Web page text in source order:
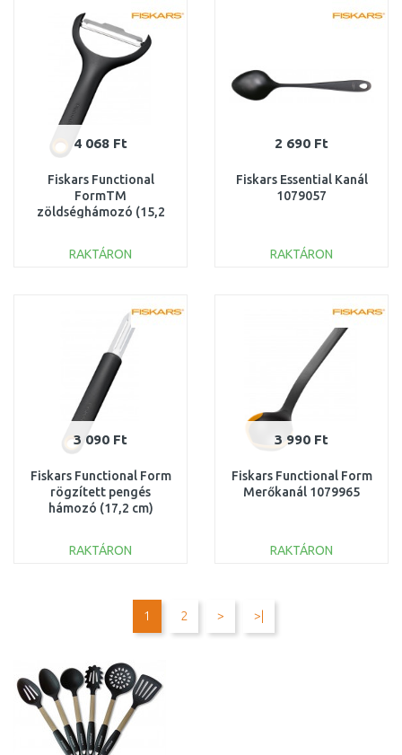
Összehasonlítás Összehasonlítás
4 068 Ft
Fiskars Functional
FormTM
zöldséghámozó (15,2
RAKTÁRON
Összehasonlítás
2 690 Ft
Fiskars Essential Kanál
1079057
RAKTÁRON
Összehasonlítás
3 090 Ft
Fiskars Functional Form
rögzített pengés
hámozó (17,2 cm)
RAKTÁRON
3 990 Ft
Fiskars Functional Form
Merőkanál 1079965
RAKTÁRON
Összehasonlítás
1 2 > >|